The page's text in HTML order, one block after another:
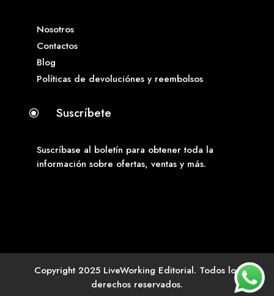
Nosotros
Contactos
Blog
Políticas de devoluciónes y reembolsos
\ Suscríbete
Suscríbase al boletín para obtener toda la
información sobre ofertas, ventas y más.
Copyright 2025 LiveWorking Editorial. Todos los
derechos reservados.